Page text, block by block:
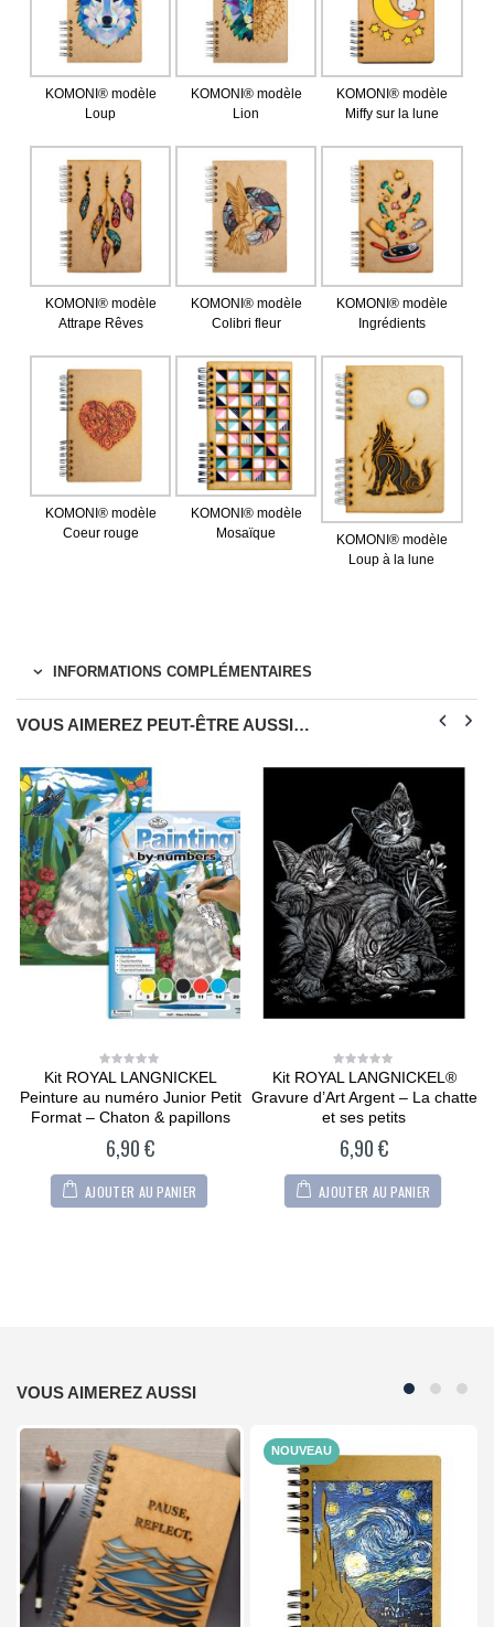
KOMONI® modèle
Loup
KOMONI® modèle
Lion
KOMONI® modèle
Miffy sur la lune
KOMONI® modèle
Attrape Rêves
KOMONI® modèle
Colibri fleur
KOMONI® modèle
Ingrédients
KOMONI® modèle
Coeur rouge
KOMONI® modèle
Mosaïque
KOMONI® modèle
Loup à la lune
INFORMATIONS COMPLÉMENTAIRES
VOUS AIMEREZ PEUT-ÊTRE AUSSI…
0
of
5
Kit ROYAL LANGNICKEL
Peinture au numéro Junior Petit
Format – Chaton & papillons
6,90€
AJOUTER AU PANIER
0
out
of
5
Kit ROYAL LANGNICKEL®
Gravure d’Art Argent – La chatte
et ses petits
6,90€
AJOUTER AU PANIER
VOUS AIMEREZ AUSSI
NOUVEAU